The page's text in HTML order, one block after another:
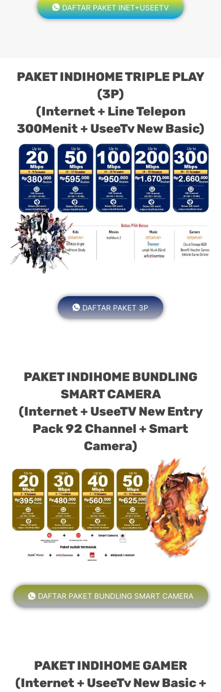
DAFTAR PAKET INET+USEETV
PAKET INDIHOME TRIPLE PLAY
(3P)
(Internet + Line Telepon
300Menit + UseeTv New Basic)
DAFTAR PAKET 3P
PAKET INDIHOME BUNDLING
SMART CAMERA
(Internet + UseeTV New Entry
Pack 92 Channel + Smart
Camera)
DAFTAR PAKET BUNDLING SMART CAMERA
PAKET INDIHOME GAMER
(Internet + UseeTv New Basic +